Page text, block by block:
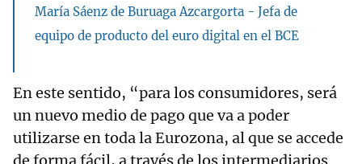
María Sáenz de Buruaga Azcargorta - Jefa de
equipo de producto del euro digital en el BCE
En este sentido, “para los consumidores, será
un nuevo medio de pago que va a poder
utilizarse en toda la Eurozona, al que se accede